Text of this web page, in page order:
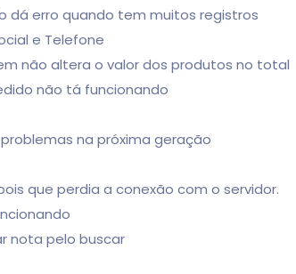
dá erro quando tem muitos registros
e Telefone
não altera o valor dos produtos no total
não tá funcionando
na próxima geração
que perdia a conexão com o servidor.
nota pelo buscar